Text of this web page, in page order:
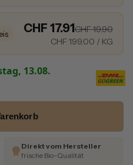
CHF 17.91CHF 19.90
CHF 199.00 / KG
13.08.
Direkt vom Hersteller
frische Bio-Qualität